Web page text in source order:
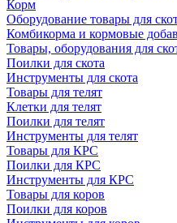
Корм
Оборудование товары для
Комбикорма и кормовые
Товары, оборудования для
Поилки для скота
Инструменты для скота
Товары для телят
Клетки для телят
Поилки для телят
Инструменты для телят
Товары для КРС
Поилки для КРС
Инструменты для КРС
Товары для коров
Поилки для коров